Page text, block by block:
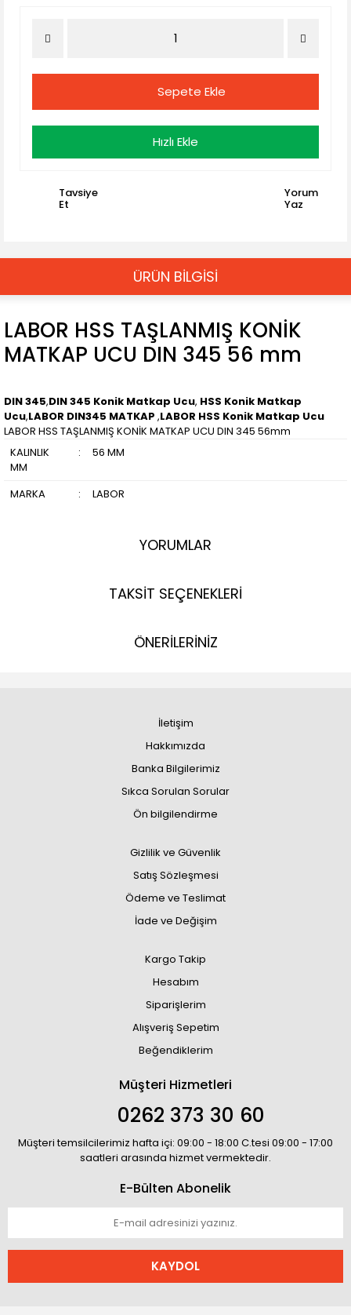
Sepete Ekle
Hızlı Ekle
Tavsiye
Et
Yorum
Yaz
ÜRÜN BİLGİSİ
LABOR HSS TAŞLANMIŞ KONİK
MATKAP UCU DIN 345 56 mm
DIN 345,DIN 345 Konik Matkap Ucu, HSS Konik Matkap
Ucu,LABOR DIN345 MATKAP ,LABOR HSS Konik Matkap Ucu
LABOR HSS TAŞLANMIŞ KONİK MATKAP UCU DIN 345 56mm
KALINLIK
MM
: 56 MM
MARKA : LABOR
YORUMLAR
TAKSİT SEÇENEKLERİ
ÖNERİLERİNİZ
İletişim
Hakkımızda
Banka Bilgilerimiz
Sıkca Sorulan Sorular
Ön bilgilendirme
Gizlilik ve Güvenlik
Satış Sözleşmesi
Ödeme ve Teslimat
İade ve Değişim
Kargo Takip
Hesabım
Siparişlerim
Alışveriş Sepetim
Beğendiklerim
Müşteri Hizmetleri
0262 373 30 60
Müşteri temsilcilerimiz hafta içi: 09:00 - 18:00 C.tesi 09:00 - 17:00
saatleri arasında hizmet vermektedir.
E-Bülten Abonelik
KAYDOL